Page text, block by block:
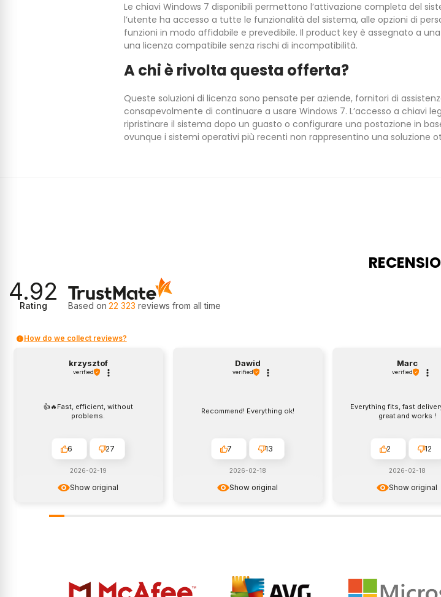
Le chiavi Windows 7 disponibili permettono l’attivazione completa del
l’utente ha accesso a tutte le funzionalità del sistema, alle opzioni di
funzioni in modo affidabile e prevedibile. Il product key è assegnato a
una licenza compatibile senza rischi di incompatibilità.
A chi è rivolta questa offerta?
Queste soluzioni di licenza sono pensate per aziende, fornitori di
consapevolmente di continuare a usare Windows 7. L’accesso a chiavi
ripristinare il sistema dopo un guasto o configurare una postazione in
ovunque i sistemi operativi più recenti non rappresentino una soluzione
funzionamento del nostro sito web. Se presta il consenso,
installare per analizzare i dati dei visitatori, migliorare il
e offrirle un’ottima esperienza di navigazione. Poiché
alcune informazioni raccolte tramite tali cookie possono
4.92
Rating Based on 22 323 reviews from all time
How do we collect reviews?
Show original
krzysztof
verified
👍️🔥Fast, efficient, without
problems.
6 27
2026-02-19
Show original
Dawid
verified
Recommend! Everything ok!
7 13
2026-02-18
Show original
Marc
verified
Everything fits, fast
great and works !
2 12
2026-02-18